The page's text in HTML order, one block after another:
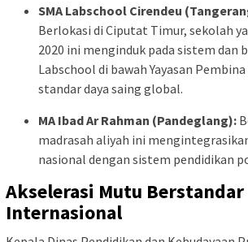
SMA Labschool Cirendeu
Berlokasi di Ciputat Timur, sekolah
2020 ini menginduk pada sistem dan
Labschool di bawah Yayasan
standar daya saing global.
MA Ibad Ar Rahman (Pandeglang):
madrasah aliyah ini
nasional dengan sistem pendidikan
Akselerasi Mutu Berstandar
Internasional